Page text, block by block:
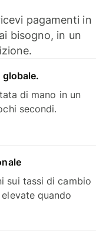
pagamenti in
bisogno, in un
di mano in un
secondi.
sui tassi di cambio
quando